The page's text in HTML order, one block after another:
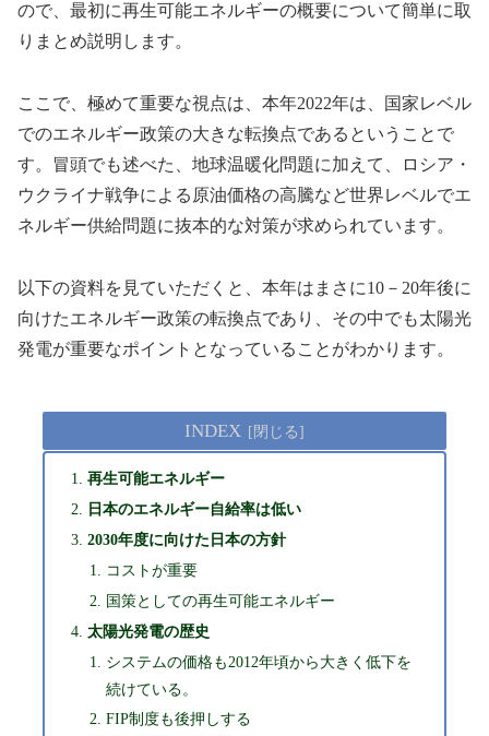
ので、最初に再生可能エネルギーの概要について簡単に取
りまとめ説明します。
ここで、極めて重要な視点は、本年2022年は、国家レベル
でのエネルギー政策の大きな転換点であるということで
す。冒頭でも述べた、地球温暖化問題に加えて、ロシア・
ウクライナ戦争による原油価格の高騰など世界レベルでエ
ネルギー供給問題に抜本的な対策が求められています。
以下の資料を見ていただくと、本年はまさに10－20年後に
向けたエネルギー政策の転換点であり、その中でも太陽光
発電が重要なポイントとなっていることがわかります。
INDEX
再生可能エネルギー
日本のエネルギー自給率は低い
2030年度に向けた日本の方針
コストが重要
国策としての再生可能エネルギー
太陽光発電の歴史
システムの価格も2012年頃から大きく低下を
続けている。
FIP制度も後押しする